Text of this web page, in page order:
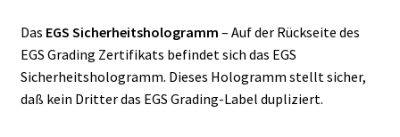
Das EGS Sicherheitshologramm – Auf der Rückseite des
EGS Grading Zertifikats befindet sich das EGS
Sicherheitshologramm. Dieses Hologramm stellt sicher,
daß kein Dritter das EGS Grading-Label dupliziert.